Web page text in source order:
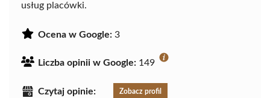
usług placówki.
Ocena w Google: 3
Liczba opinii w Google: 149
Czytaj opinie: Zobacz profil